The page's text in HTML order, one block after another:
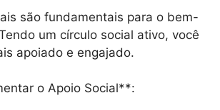
são fundamentais para o bem-
um círculo social ativo, você
apoiado e engajado.
o Apoio Social**: